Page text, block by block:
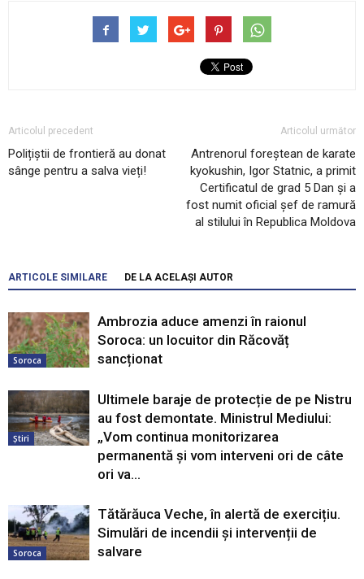
Articolul precedent
Polițiștii de frontieră au donat
sânge pentru a salva vieți!
Articolul următor
Antrenorul foreștean de karate
kyokushin, Igor Statnic, a primit
Certificatul de grad 5 Dan și a
fost numit oficial șef de ramură
al stilului în Republica Moldova
ARTICOLE SIMILARE DE LA ACELAȘI AUTOR
Soroca
Ambrozia aduce amenzi în raionul
Soroca: un locuitor din Răcovăț
sancționat
Știri
Ultimele baraje de protecție de pe Nistru
au fost demontate. Ministrul Mediului:
„Vom continua monitorizarea
permanentă și vom interveni ori de câte
ori va...
Soroca
Tătărăuca Veche, în alertă de exercițiu.
Simulări de incendii și intervenții de
salvare